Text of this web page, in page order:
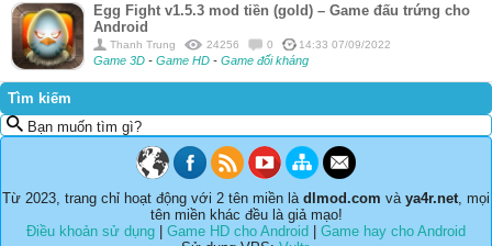
Egg Fight v1.5.3 mod tiền (gold) – Game đấu trứng cho
Android
Thanh Trung 24256 0 14:33 07/09/2022
Game 3D - Game HD - Game đối kháng
Tìm kiếm
Bạn muốn tìm gì?
Từ 2023, trang chỉ hoạt động với 2 tên miền là dlmod.com và ya4r.net, mọi
tên miền khác đều là giả mạo!
Điều khoản sử dụng
Game HD cho Android
Game hay cho Android